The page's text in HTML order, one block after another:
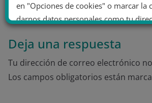
Deja una respuesta
Tu dirección de correo electrónico
Los campos obligatorios están
en "Opciones de cookies" o marcar la
darnos datos personales como tu
No dar mi información personal
.